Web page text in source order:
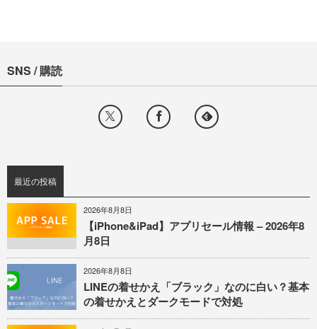
SNS / 購読
最近の投稿
2026年8月8日
【iPhone&iPad】アプリセール情報 – 2026年8
月8日
2026年8月8日
LINEの着せかえ「ブラック」なのに白い？基本
の着せかえとダークモードで対処